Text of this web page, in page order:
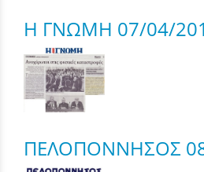
Η ΓΝΩΜΗ 07/04/
ΠΕΛΟΠΟΝΝΗΣΟΣ